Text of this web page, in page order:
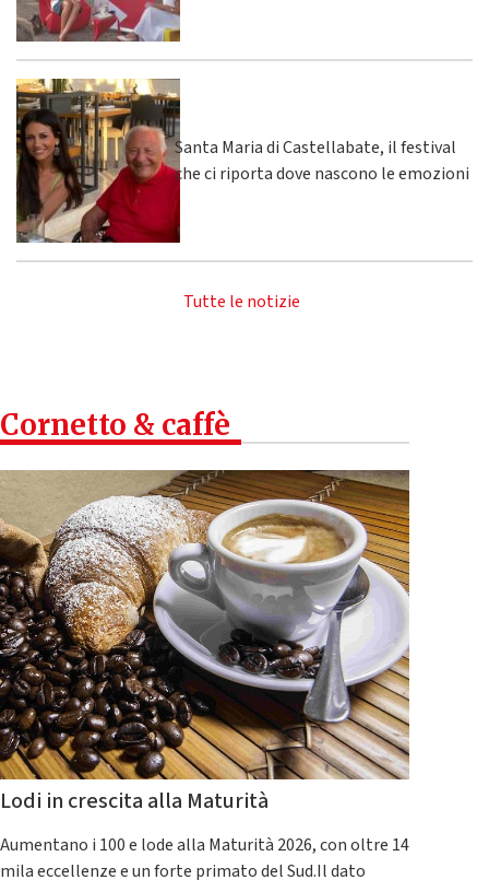
Santa Maria di Castellabate, il festival
che ci riporta dove nascono le emozioni
Tutte le notizie
Cornetto & caffè
Lodi in crescita alla Maturità
Aumentano i 100 e lode alla Maturità 2026, con oltre 14
mila eccellenze e un forte primato del Sud.Il dato